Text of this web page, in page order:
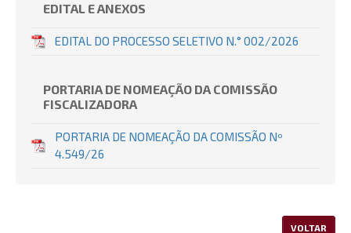
EDITAL E ANEXOS
EDITAL DO PROCESSO SELETIVO N.° 002/2026
PORTARIA DE NOMEAÇÃO DA COMISSÃO
FISCALIZADORA
PORTARIA DE NOMEAÇÃO DA COMISSÃO Nº
4.549/26
VOLTAR